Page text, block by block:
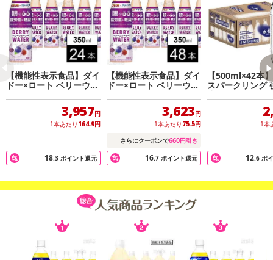
注意事項
【キャンセルについて】
※お申込み後のキャンセルはお受けできません。
記載されている内容を必ずご確認いただき、お届けする商品セット
にご納得いただきましたうえでお申し込みください。
※パッケージ変更や商品リニューアル(成分など含む)等により、参考
の掲載画像や画像内のバーコードなど、お届け商品と多少異なる場
合がございます。
了により、商品詳細内に記載の原産国・原材料の表記が旧表記の場
合がございます。
によるお申込み後のキャンセル・返品交換は対応いたしかねます。
※送料はお試し費用に含まれております。
※d払い、PayPay、au PAY、au PAY（auかんたん決済）、ソフトバ
【機能性表示食品】ダイ
ドー×ロート ベリーウォ
3,957円
1本あたり 164.9円
18.3 ポイント還元
【機能性表示食品】ダイ
ドー×ロート ベリーウォ
3,623円
1本あたり 75.5円
さらにクーポンで660円引き
16.7 ポイント還元
【500ml×42本
スパークリング
1本
12.6 ポ